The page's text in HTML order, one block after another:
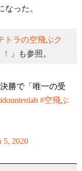
った。
トラの空飛ぶク
」も参照。
勝で「唯一の受
#空飛ぶ
5, 2020